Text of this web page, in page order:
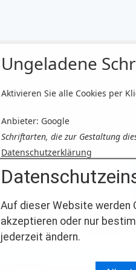
Ungeladene
Aktivieren Sie alle Cookies per
Anbieter: Google
Schriftarten, die zur Gestaltung
Datenschutzerklärung
Durch Klick auf den Button erklären
Dadurch könnten personenbezogene
Auf dieser Website werden
akzeptieren oder nur
jederzeit ändern.